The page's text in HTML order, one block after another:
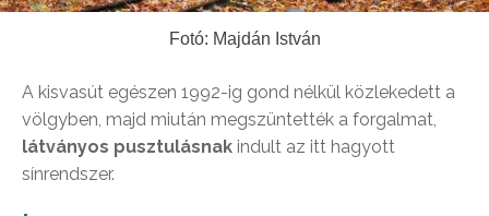
Fotó: Majdán István
A kisvasút egészen 1992-ig gond nélkül közlekedett a
völgyben, majd miután megszüntették a forgalmat,
látványos pusztulásnak indult az itt hagyott
sínrendszer.